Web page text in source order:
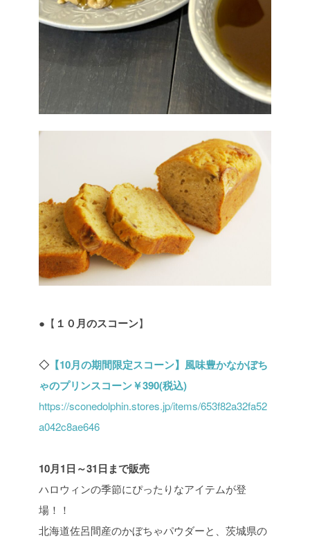
●【 １０月のスコーン】
◇ 【10月の期間限定スコーン】風味豊かなかぼち
ゃのプリンスコーン￥390(税込)
https://sconedolphin.stores.jp/items/653f82a32fa52
a042c8ae646
10月1日～31日まで販売
ハロウィンの季節にぴったりなアイテムが登
場！！
北海道佐呂間産のかぼちゃパウダーと、茨城県の